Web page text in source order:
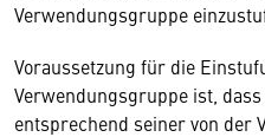
Verwendungsgruppe
Voraussetzung für die
Verwendungsgruppe ist,
entsprechend seiner von der